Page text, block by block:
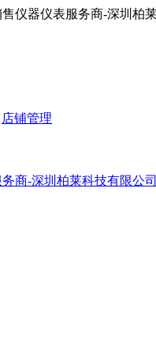
仪器仪表服务商-深圳柏
店铺管理